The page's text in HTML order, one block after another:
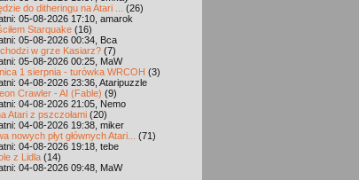
do ditheringu na Atari ...
(26)
05-08-2026 17:10, amarok
Starquake (16)
05-08-2026 00:34, Bca
w grze Kasiarz? (7)
05-08-2026 00:25, MaW
1 sierpnia - turówka WRCOH (3)
04-08-2026 23:36, Ataripuzzle
Crawler - AI (Fable) (9)
04-08-2026 21:05, Nemo
Atari z pszczołami (20)
04-08-2026 19:38, miker
nowych płyt głównych Atari...
(71)
04-08-2026 19:18, tebe
z Lidla (14)
04-08-2026 09:48, MaW